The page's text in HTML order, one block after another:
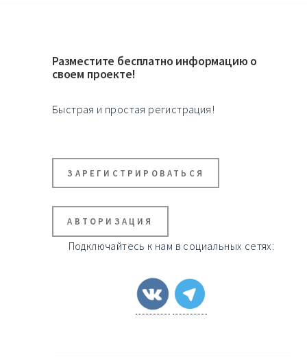
Разместите бесплатно информацию о
своем проекте!
Быстрая и простая регистрация!
ЗАРЕГИСТРИРОВАТЬСЯ
АВТОРИЗАЦИЯ
Подключайтесь к нам в социальных сетях: